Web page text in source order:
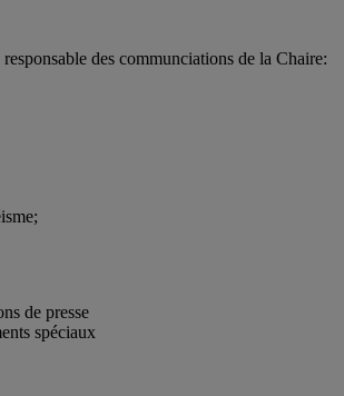
des communciations de la Chaire:
de presse
spéciaux